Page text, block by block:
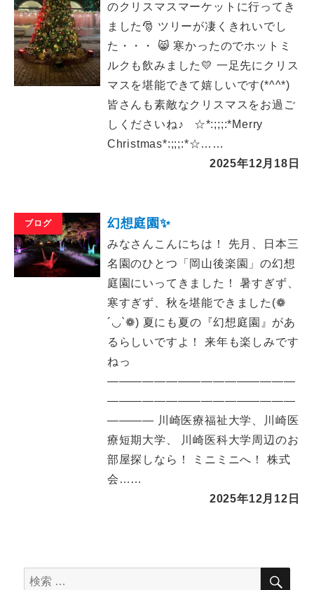
のクリスマスマーケットに行ってき
ました🎅 ツリーが凄くきれいでし
た・・・ 😸 寒かったのでホットミ
ルクも飲みました💛 一足先にクリス
マスを堪能できて嬉しいです(*^^*)
皆さんも素敵なクリスマスをお過ご
しくださいね♪ ☆*:;;;:*Merry
Christmas*:;;;:*☆……
2025年12月18日
ブログ 幻想庭園✨
みなさんこんにちは！ 先月、日本三
名園のひとつ「岡山後楽園」の幻想
庭園にいってきました！ 暑すぎず、
寒すぎず、秋を堪能できました(❁
´◡`❁) 夏にも夏の『幻想庭園』があ
るらしいですよ！ 来年も楽しみです
ねっ
――――――――――――――――
――――――――――――――――
―――― 川崎医療福祉大学、川崎医
療短期大学、 川崎医科大学周辺のお
部屋探しなら！ ミニミニへ！ 株式
会……
2025年12月12日
検
検